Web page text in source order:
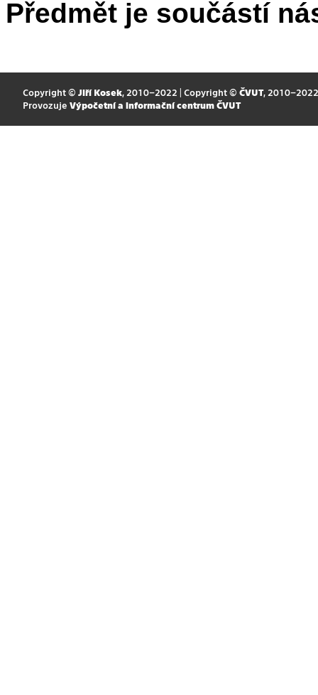
Předmět je součástí
Copyright © Jiří Kosek, 2010–2022 | Copyright © ČVUT, 2010–2022
Provozuje Výpočetní a informační centrum ČVUT